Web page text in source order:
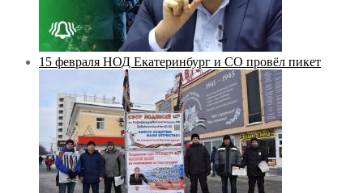
15 февраля НОД Екатеринбург и СО провёл пикет